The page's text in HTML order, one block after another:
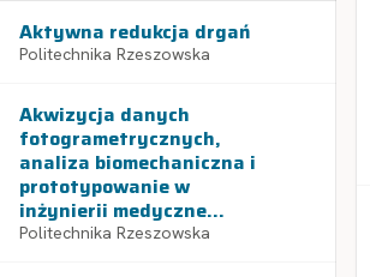
Aktywna redukcja drgań
Politechnika Rzeszowska
Akwizycja danych
fotogrametrycznych,
analiza biomechaniczna i
prototypowanie w
inżynierii medyczne...
Politechnika Rzeszowska